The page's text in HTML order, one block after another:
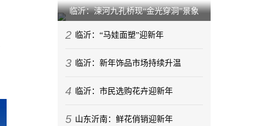
临沂：涑河九孔桥现“金光穿洞”景象
2 临沂：“马娃面塑”迎新年
3 临沂：新年饰品市场持续升温
4 临沂：市民选购花卉迎新年
5 山东沂南：鲜花俏销迎新年